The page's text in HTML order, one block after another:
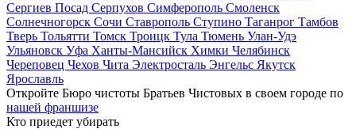
Сергиев Посад Серпухов Симферополь Смоленск
Солнечногорск Сочи Ставрополь Ступино Таганрог Тамбов
Тверь Тольятти Томск Троицк Тула Тюмень Улан-Удэ
Ульяновск Уфа Ханты-Мансийск Химки Челябинск
Череповец Чехов Чита Электросталь Энгельс Якутск
Ярославль
Откройте Бюро чистоты Братьев Чистовых в своем городе по
нашей франшизе
Кто приедет убирать